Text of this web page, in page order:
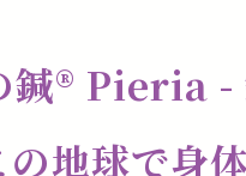
鍼®️ Pieria -
地球で身